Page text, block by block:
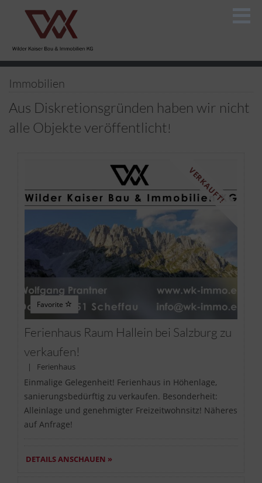
Immobilien
Aus Diskretionsgründen haben wir nicht
alle Objekte veröffentlicht!
VERKAUFT!
Favorite
Ferienhaus Raum Hallein bei Salzburg zu
verkaufen!
| Ferienhaus
Einmalige Gelegenheit! Ferienhaus in Höhenlage,
sanierungsbedürftig zu verkaufen. Besonderheit:
Alleinlage und genehmigter Freizeitwohnsitz! Näheres
auf Anfrage!
DETAILS ANSCHAUEN »